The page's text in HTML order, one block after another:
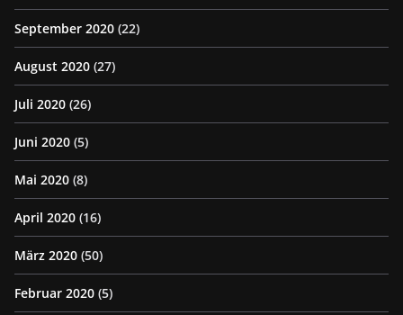
September 2020 (22)
August 2020 (27)
Juli 2020 (26)
Juni 2020 (5)
Mai 2020 (8)
April 2020 (16)
März 2020 (50)
Februar 2020 (5)